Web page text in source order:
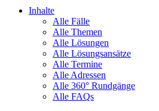
Inhalte
Alle Fälle
Alle Themen
Alle Lösungen
Alle Lösungsansätze
Alle Termine
Alle Adressen
Alle 360° Rundgänge
Alle FAQs